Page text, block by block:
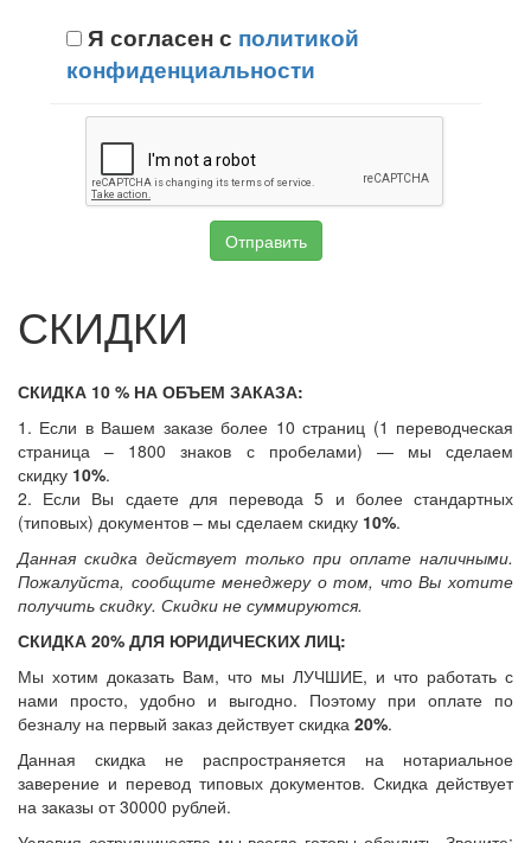
Я согласен с политикой
конфиденциальности
СКИДКИ
СКИДКА 10 % НА ОБЪЕМ ЗАКАЗА:
1. Если в Вашем заказе более 10 страниц (1 переводческая
страница – 1800 знаков с пробелами) — мы сделаем
скидку 10%.
2. Если Вы сдаете для перевода 5 и более стандартных
(типовых) документов – мы сделаем скидку 10%.
Данная скидка действует только при оплате наличными.
Пожалуйста, сообщите менеджеру о том, что Вы хотите
получить скидку. Скидки не суммируются.
СКИДКА 20% ДЛЯ ЮРИДИЧЕСКИХ ЛИЦ:
Мы хотим доказать Вам, что мы ЛУЧШИЕ, и что работать с
нами просто, удобно и выгодно. Поэтому при оплате по
безналу на первый заказ действует скидка 20%.
Данная скидка не распространяется на нотариальное
заверение и перевод типовых документов. Скидка действует
на заказы от 30000 рублей.